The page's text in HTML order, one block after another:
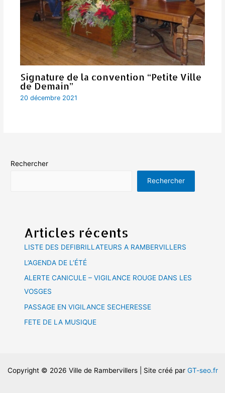
Signature de la convention “Petite Ville
de Demain”
20 décembre 2021
Rechercher
Rechercher
Articles récents
LISTE DES DEFIBRILLATEURS A RAMBERVILLERS
L’AGENDA DE L’ÉTÉ
ALERTE CANICULE – VIGILANCE ROUGE DANS LES
VOSGES
PASSAGE EN VIGILANCE SECHERESSE
FETE DE LA MUSIQUE
Copyright © 2026 Ville de Rambervillers | Site créé par GT-seo.fr